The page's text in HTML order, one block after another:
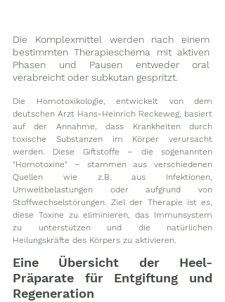
Die Komplexmittel werden nach einem
bestimmten Therapieschema mit aktiven
Phasen und Pausen entweder oral
verabreicht oder subkutan gespritzt.
Die Homotoxikologie, entwickelt von dem
deutschen Arzt Hans-Heinrich Reckeweg, basiert
auf der Annahme, dass Krankheiten durch
toxische Substanzen im Körper verursacht
werden. Diese Giftstoffe – die sogenannten
"Homotoxine" – stammen aus verschiedenen
Quellen wie z.B. aus Infektionen,
Umweltbelastungen oder aufgrund von
Stoffwechselstörungen. Ziel der Therapie ist es,
diese Toxine zu eliminieren, das Immunsystem
zu unterstützen und die natürlichen
Heilungskräfte des Körpers zu aktivieren.
Eine Übersicht der Heel-
Präparate für Entgiftung und
Regeneration